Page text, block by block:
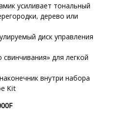
усиливает тональный
дерево или
диск управления
для легкой
внутри набора
Kit